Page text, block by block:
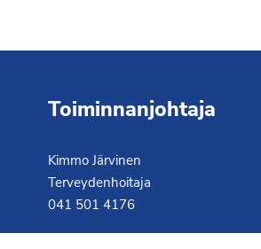
Toiminnanjohtaja
Kimmo Järvinen
Terveydenhoitaja
041 501 4176